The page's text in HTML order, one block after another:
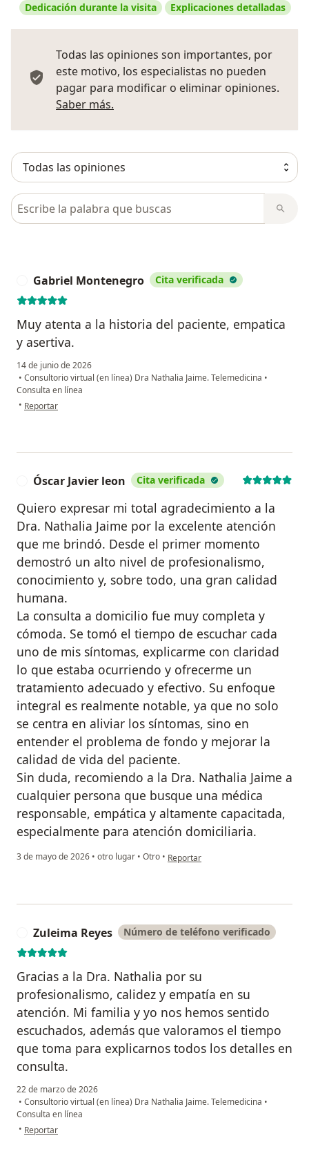
Dedicación durante la visita Explicaciones detalladas
Todas las opiniones son importantes, por
este motivo, los especialistas no pueden
pagar para modificar o eliminar opiniones.
Saber más.
Busca en opiniones
Gabriel Montenegro Cita verificada
Muy atenta a la historia del paciente, empatica
y asertiva.
14 de junio de 2026
• Consultorio virtual (en línea) Dra Nathalia Jaime. Telemedicina •
Consulta en línea
• en opinión del usuario Gabriel Montenegro
Reportar
Óscar Javier leon Cita verificada
Quiero expresar mi total agradecimiento a la
Dra. Nathalia Jaime por la excelente atención
que me brindó. Desde el primer momento
demostró un alto nivel de profesionalismo,
conocimiento y, sobre todo, una gran calidad
humana.
La consulta a domicilio fue muy completa y
cómoda. Se tomó el tiempo de escuchar cada
uno de mis síntomas, explicarme con claridad
lo que estaba ocurriendo y ofrecerme un
tratamiento adecuado y efectivo. Su enfoque
integral es realmente notable, ya que no solo
se centra en aliviar los síntomas, sino en
entender el problema de fondo y mejorar la
calidad de vida del paciente.
Sin duda, recomiendo a la Dra. Nathalia Jaime a
cualquier persona que busque una médica
responsable, empática y altamente capacitada,
especialmente para atención domiciliaria.
3 de mayo de 2026 • otro lugar • Otro • en opinión del usuario Óscar Javier
Reportar
Zuleima Reyes Número de teléfono verificado
Gracias a la Dra. Nathalia por su
profesionalismo, calidez y empatía en su
atención. Mi familia y yo nos hemos sentido
escuchados, además que valoramos el tiempo
que toma para explicarnos todos los detalles en
consulta.
22 de marzo de 2026
• Consultorio virtual (en línea) Dra Nathalia Jaime. Telemedicina •
Consulta en línea
• en opinión del usuario Zuleima Reyes
Reportar